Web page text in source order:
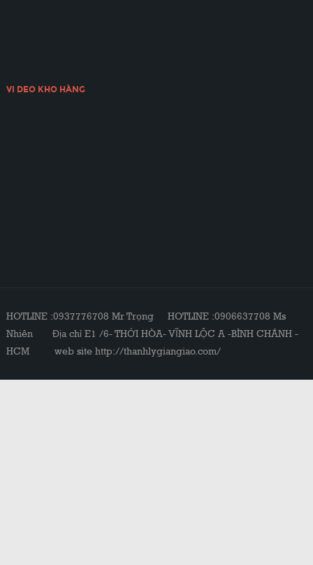
VI DEO KHO HÀNG
HOTLINE :0937776708 Mr Trọng HOTLINE :0906637708 Ms
Nhiên Địa chỉ E1 /6- THỚI HÒA- VĨNH LỘC A -BÌNH CHÁNH -
HCM web site http://thanhlygiangiao.com/